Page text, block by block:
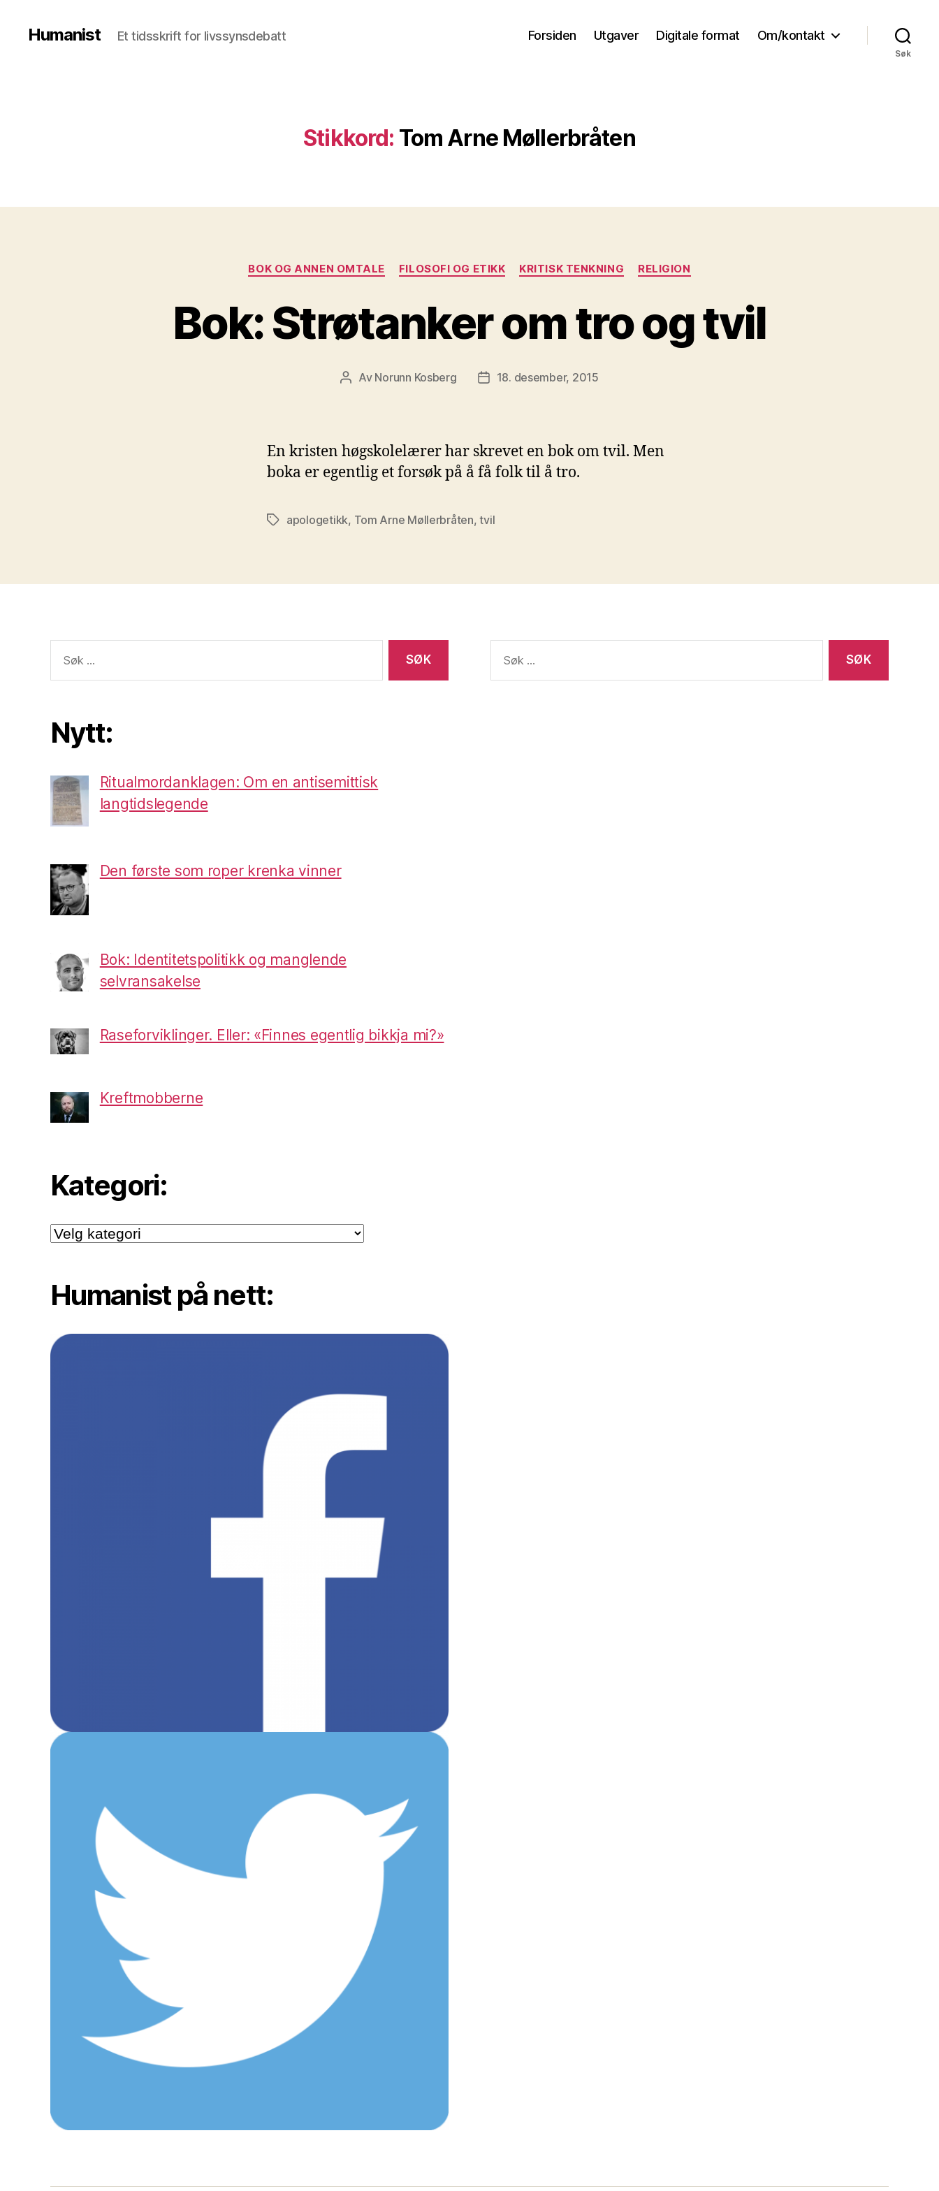
Humanist Et tidsskrift for livssynsdebatt Forsiden Utgaver Digitale format Om/kontakt
Søk
Stikkord: Tom Arne Møllerbråten
Kategorier
BOK OG ANNEN OMTALE FILOSOFI OG ETIKK KRITISK TENKNING RELIGION
Bok: Strøtanker om tro og tvil
Innleggsforfatter
Av Norunn Kosberg Publiseringsdato
18. desember, 2015
En kristen høgskolelærer har skrevet en bok om tvil. Men
boka er egentlig et forsøk på å få folk til å tro.
Stikkordapologetikk, Tom Arne Møllerbråten,tvil
etter:
Nytt:
Ritualmordanklagen: Om en antisemittisk
langtidslegende
Den første som roper krenka vinner
Bok: Identitetspolitikk og manglende
selvransakelse
Raseforviklinger. Eller: «Finnes egentlig bikkja mi?»
Kreftmobberne
Kategori:
Kategori:
Humanist på nett:
etter: